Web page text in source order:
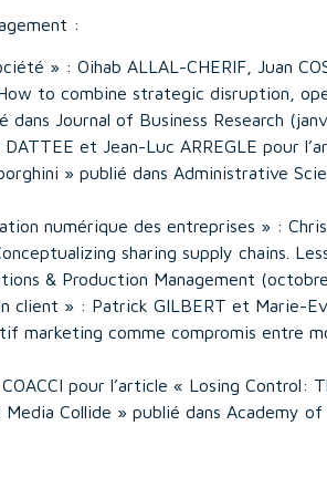
:
» : Oihab ALLAL-CHERIF, Juan
to combine strategic disruption,
Journal of Business Research
et Jean-Luc ARREGLE pour
» publié dans Administrative
numérique des entreprises » :
sharing supply chains.
& Production Management
» : Patrick GILBERT et Marie-
marketing comme compromis entre
pour l’article « Losing Control:
Collide » publié dans Academy